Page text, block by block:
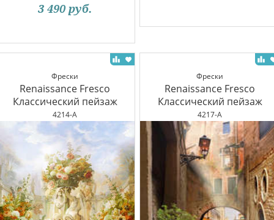
3 490 руб.
Фрески
Renaissance Fresco
Классический пейзаж
4214-A
Фрески
Renaissance Fresco
Классический пейзаж
4217-A